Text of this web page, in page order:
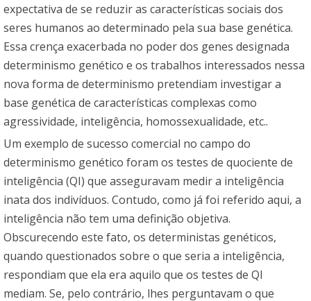
expectativa de se reduzir as características sociais dos
seres humanos ao determinado pela sua base genética.
Essa crença exacerbada no poder dos genes designada
determinismo genético e os trabalhos interessados nessa
nova forma de determinismo pretendiam investigar a
base genética de características complexas como
agressividade, inteligência, homossexualidade, etc..
Um exemplo de sucesso comercial no campo do
determinismo genético foram os testes de quociente de
inteligência (QI) que asseguravam medir a inteligência
inata dos indivíduos. Contudo, como já foi referido aqui, a
inteligência não tem uma definição objetiva.
Obscurecendo este fato, os deterministas genéticos,
quando questionados sobre o que seria a inteligência,
respondiam que ela era aquilo que os testes de QI
mediam. Se, pelo contrário, lhes perguntavam o que